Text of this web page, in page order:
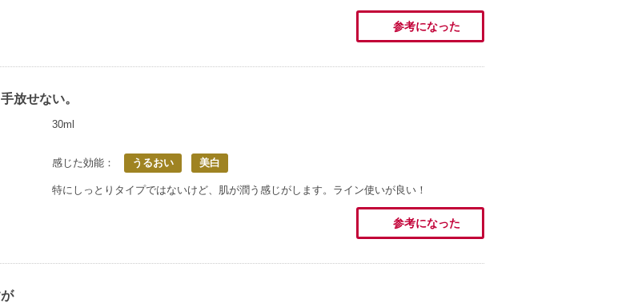
参考になった
放せない。
30ml
感じた効能： うるおい 美白
特にしっとりタイプではないけど、肌が潤う感じがします。ライン使いが良い！
参考になった